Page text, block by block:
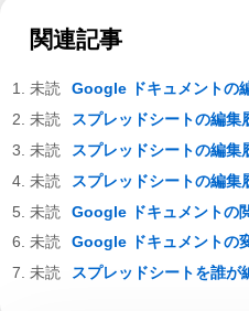
関連記事
Google ドキュメントの
スプレッドシートの編集
スプレッドシートの編集
スプレッドシートの編集
Google ドキュメントの
Google ドキュメントの
スプレッドシートを誰が